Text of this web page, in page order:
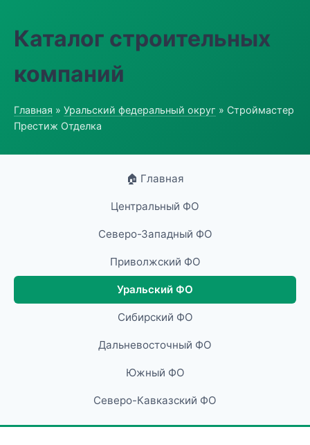
Каталог строительных
компаний
Главная » Уральский федеральный округ » Строймастер
Престиж Отделка
🏠 Главная
Центральный ФО
Северо-Западный ФО
Приволжский ФО
Уральский ФО
Сибирский ФО
Дальневосточный ФО
Южный ФО
Северо-Кавказский ФО